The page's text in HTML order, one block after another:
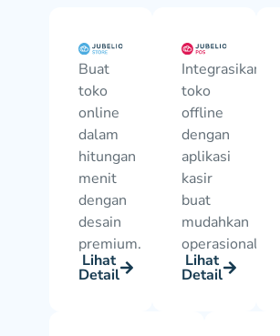
Buat
toko
online
dalam
hitungan
menit
dengan
desain
premium.
Lihat
Detail
Integrasikan
toko
offline
dengan
aplikasi
kasir
buat
mudahkan
operasional.
Lihat
Detail